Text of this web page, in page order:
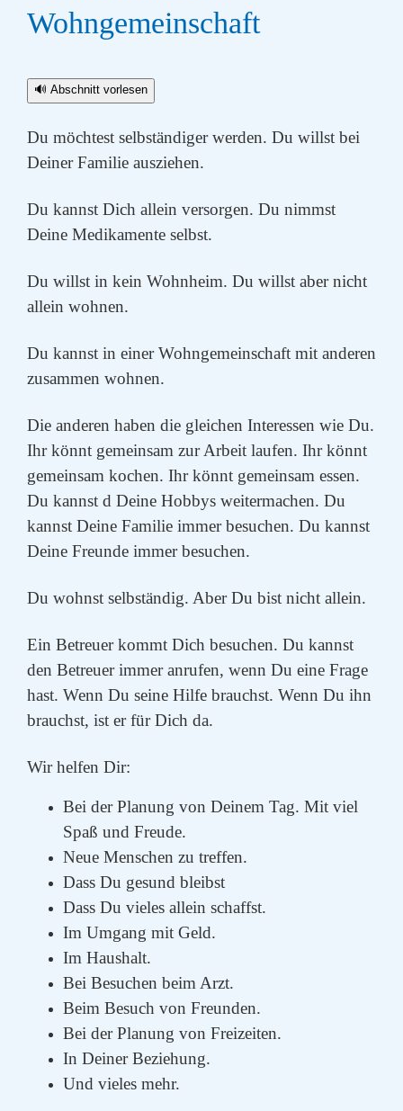
Wohngemeinschaft
🔊 Abschnitt vorlesen
Du möchtest selbständiger werden. Du willst bei
Deiner Familie ausziehen.
Du kannst Dich allein versorgen. Du nimmst
Deine Medikamente selbst.
Du willst in kein Wohnheim. Du willst aber nicht
allein wohnen.
Du kannst in einer Wohngemeinschaft mit anderen
zusammen wohnen.
Die anderen haben die gleichen Interessen wie Du.
Ihr könnt gemeinsam zur Arbeit laufen. Ihr könnt
gemeinsam kochen. Ihr könnt gemeinsam essen.
Du kannst d Deine Hobbys weitermachen. Du
kannst Deine Familie immer besuchen. Du kannst
Deine Freunde immer besuchen.
Du wohnst selbständig. Aber Du bist nicht allein.
Ein Betreuer kommt Dich besuchen. Du kannst
den Betreuer immer anrufen, wenn Du eine Frage
hast. Wenn Du seine Hilfe brauchst. Wenn Du ihn
brauchst, ist er für Dich da.
Wir helfen Dir:
Bei der Planung von Deinem Tag. Mit viel
Spaß und Freude.
Neue Menschen zu treffen.
Dass Du gesund bleibst
Dass Du vieles allein schaffst.
Im Umgang mit Geld.
Im Haushalt.
Bei Besuchen beim Arzt.
Beim Besuch von Freunden.
Bei der Planung von Freizeiten.
In Deiner Beziehung.
Und vieles mehr.